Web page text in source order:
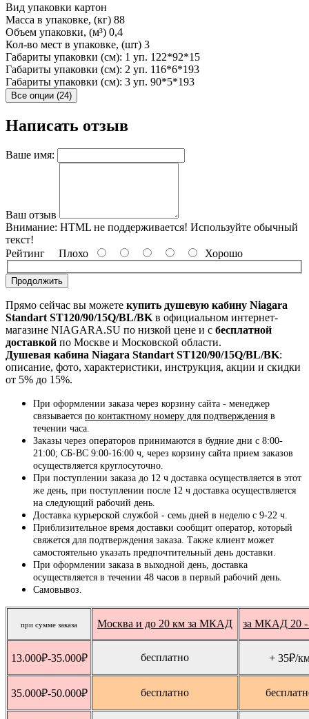
Вид упаковки картон
Масса в упаковке, (кг) 88
Объем упаковки, (м³) 0,4
Кол-во мест в упаковке, (шт) 3
Габариты упаковки (см): 1 уп. 122*92*15
Габариты упаковки (см): 2 уп. 116*6*193
Габариты упаковки (см): 3 уп. 90*5*193
Все опции (24)
Написать отзыв
Ваше имя:
Ваш отзыв
Внимание: HTML не поддерживается! Используйте обычный
текст!
Рейтинг Плохо Хорошо
Продолжить
Прямо сейчас вы можете купить душевую кабину Niagara
Standart ST120/90/15Q/BL/BK в официальном интернет-
магазине NIAGARA.SU по низкой цене и с бесплатной
доставкой по Москве и Московской области.
Душевая кабина Niagara Standart ST120/90/15Q/BL/BK:
описание, фото, характеристики, инструкция, акции и скидки
от 5% до 15%.
При оформлении заказа через корзину сайта - менеджер
связывается по контактному номеру для подтверждения в
течении часа.
Заказы через операторов принимаются в будние дни с 8:00-
21:00; СБ-ВС 9:00-16:00 ч, через корзину сайта прием заказов
осуществляется круглосуточно.
При поступлении заказа до 12 ч доставка осуществляется в этот
же день, при поступлении после 12 ч доставка осуществляется
на следующий рабочий день.
Доставка курьерской службой - семь дней в неделю с 9-22 ч.
Приблизительное время доставки сообщит оператор, который
свяжется для подтверждения заказа. Также клиент может
самостоятельно указать предпочтительный день доставки.
При оформлении заказа в выходной день, доставка
осуществляется в течении 48 часов в первый рабочий день.
Самовывоз.
при сумме заказа Москва и до 20 км за МКАД за МКАД 20 -
13.000₽-35.000₽ бесплатно + 35₽/
35.000₽-50.000₽ бесплатно